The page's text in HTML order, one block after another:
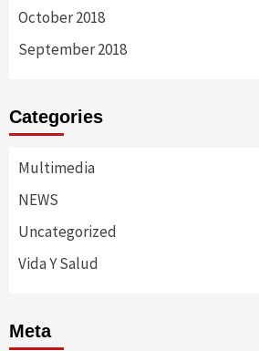
October 2018
September 2018
Categories
Multimedia
NEWS
Uncategorized
Vida Y Salud
Meta